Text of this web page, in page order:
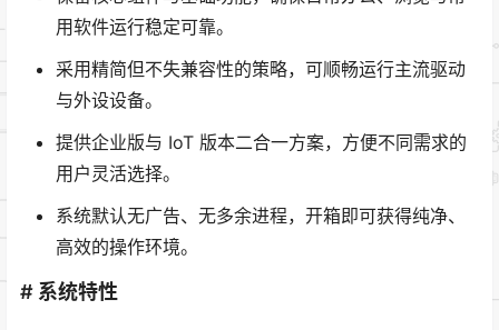
用软件运行稳定可靠。
采用精简但不失兼容性的策略，可顺畅运行主流驱动
与外设设备。
提供企业版与 IoT 版本二合一方案，方便不同需求的
用户灵活选择。
系统默认无广告、无多余进程，开箱即可获得纯净、
高效的操作环境。
# 系统特性